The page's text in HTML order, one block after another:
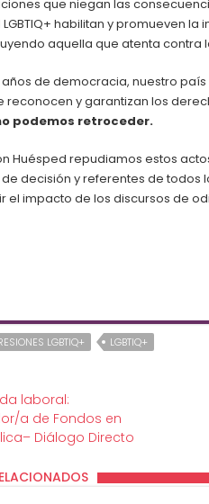
que niegan las
habilitan y promueven
aquella que atenta contra
años de democracia, nuestro
reconocen y garantizan los
podemos retroceder.
Huésped repudiamos estos
decisión y referentes de
el impacto de los discursos de
LGBTIQ+ LGBTIQ+
laboral:
a de Fondos en
Diálogo Directo